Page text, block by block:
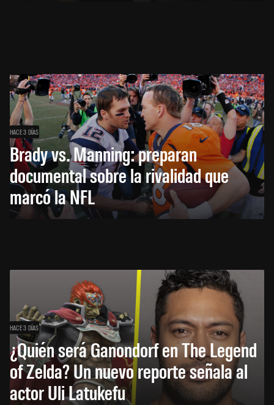
HACE 3 DÍAS
Brady vs. Manning: preparan
documental sobre la rivalidad que
marcó la NFL
HACE 3 DÍAS
¿Quién será Ganondorf en The Legend
of Zelda? Un nuevo reporte señala al
actor Uli Latukefu